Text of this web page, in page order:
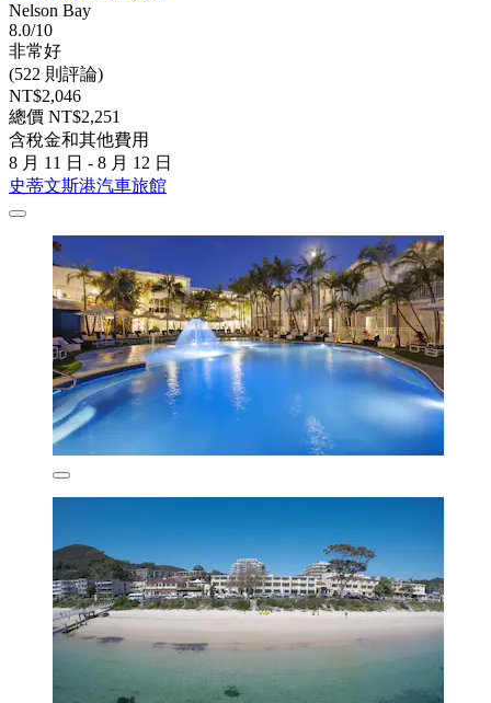
Nelson Bay
8.0/10
非常好
(522 則評論)
NT$2,046
總價 NT$2,251
含稅金和其他費用
8 月 11 日 - 8 月 12 日
史蒂文斯港汽車旅館